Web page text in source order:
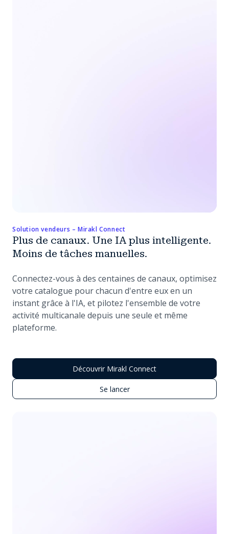
Solution vendeurs – Mirakl Connect
Plus de canaux. Une IA plus intelligente.
Moins de tâches manuelles.
Connectez-vous à des centaines de canaux, optimisez
votre catalogue pour chacun d'entre eux en un
instant grâce à l'IA, et pilotez l'ensemble de votre
activité multicanale depuis une seule et même
plateforme.
Découvrir Mirakl Connect
Se lancer